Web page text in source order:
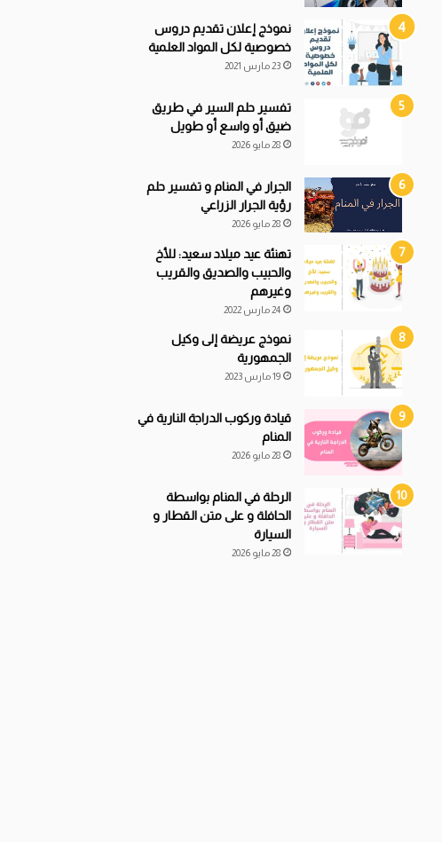
نموذج إعلان تقديم دروس
خصوصية لكل المواد العلمية
23 مارس 2021
تفسير حلم السير في طريق
ضيق أو واسع أو طويل
28 مايو 2026
الجرار في المنام و تفسير حلم
رؤية الجرار الزراعي
28 مايو 2026
تهنئة عيد ميلاد سعيد: للأخ
والحبيب والصديق والقريب
وغيرهم
24 مارس 2022
نموذج عريضة إلى وكيل
الجمهورية
19 مارس 2023
قيادةوركوب الدراجة النارية في
المنام
28 مايو 2026
الرحلة في المنام بواسطة
الحافلة و على متن القطار و
السيارة
28 مايو 2026